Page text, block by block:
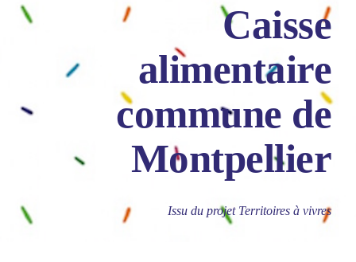
Caisse
alimentaire
commune de
Montpellier
Issu du projet Territoires à vivres